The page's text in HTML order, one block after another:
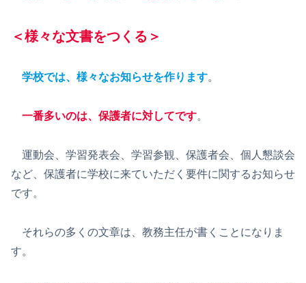
＜様々な文書をつくる ＞
学校では、様々なお知らせを作ります。
一番多いのは、保護者に対してです。
運動会、学習発表会、学習参観、保護者会、個人懇談会
など、保護者に学校に来ていただく要件に関するお知らせ
です。
それらの多くの文章は、教務主任が書くことになりま
す。